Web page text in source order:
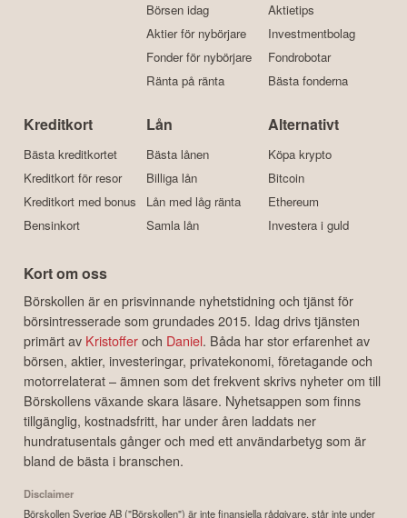
Börsen idag
Aktier för nybörjare
Fonder för nybörjare
Ränta på ränta
Aktietips
Investmentbolag
Fondrobotar
Bästa fonderna
Kreditkort
Bästa kreditkortet
Kreditkort för resor
Kreditkort med bonus
Bensinkort
Lån
Bästa lånen
Billiga lån
Lån med låg ränta
Samla lån
Alternativt
Köpa krypto
Bitcoin
Ethereum
Investera i guld
Kort om oss
Börskollen är en prisvinnande nyhetstidning och tjänst för
börsintresserade som grundades 2015. Idag drivs tjänsten
primärt av Kristofferoch Daniel. Båda har stor erfarenhet av
börsen, aktier, investeringar, privatekonomi, företagande och
motorrelaterat – ämnen som det frekvent skrivs nyheter om till
Börskollens växande skara läsare. Nyhetsappen som finns
tillgänglig, kostnadsfritt, har under åren laddats ner
hundratusentals gånger och med ett användarbetyg som är
bland de bästa i branschen.
Disclaimer
Börskollen Sverige AB ("Börskollen") är inte finansiella rådgivare, står inte under